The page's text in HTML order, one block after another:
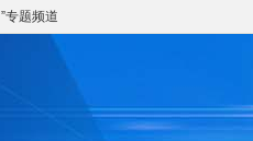
”专题频道